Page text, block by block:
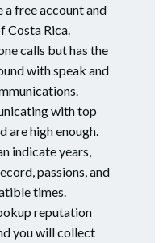
a free account and
Costa Rica.
calls but has the
with speak and
with top
are high enough.
indicate years,
passions, and
times.
reputation
you will collect